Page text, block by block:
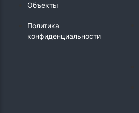
Объекты
Политика
конфиденциальности